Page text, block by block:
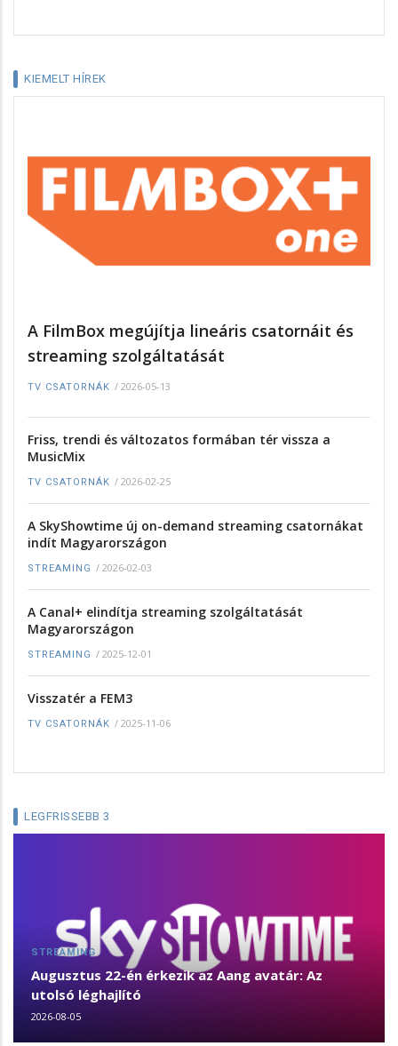
KIEMELT HÍREK
A FilmBox megújítja lineáris csatornáit és
streaming szolgáltatását
TV CSATORNÁK / 2026-05-13
Friss, trendi és változatos formában tér vissza a
MusicMix
TV CSATORNÁK / 2026-02-25
A SkyShowtime új on-demand streaming csatornákat
indít Magyarországon
STREAMING / 2026-02-03
A Canal+ elindítja streaming szolgáltatását
Magyarországon
STREAMING / 2025-12-01
Visszatér a FEM3
TV CSATORNÁK / 2025-11-06
LEGFRISSEBB 3
STREAMING
Augusztus 22-én érkezik az Aang avatár: Az
utolsó léghajlító
2026-08-05